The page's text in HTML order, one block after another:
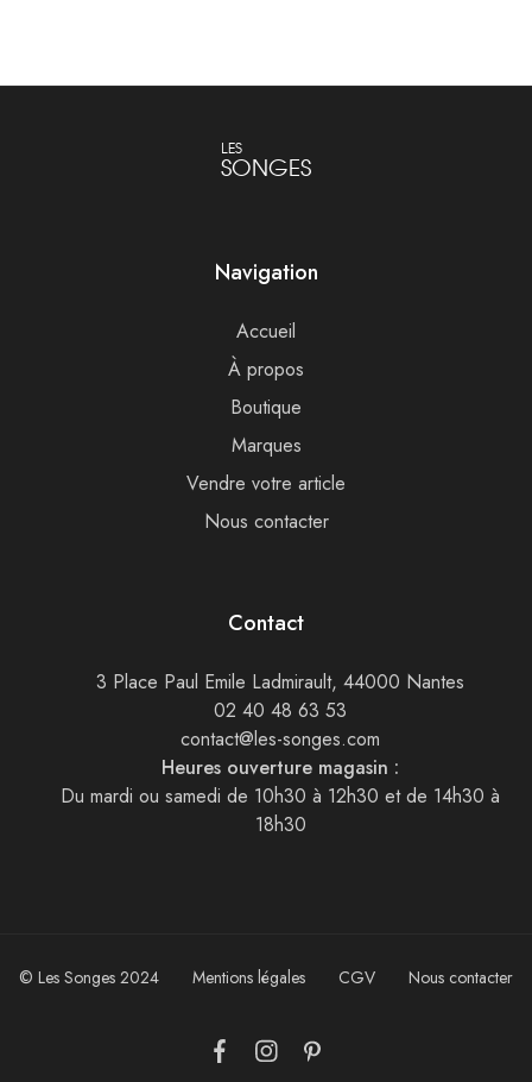
SONGES
LES
Navigation
Accueil
À propos
Boutique
Marques
Vendre votre article
Nous contacter
Contact
3 Place Paul Emile Ladmirault, 44000 Nantes
02 40 48 63 53
contact@les-songes.com
Heures ouverture magasin :
Du mardi ou samedi de 10h30 à 12h30 et de 14h30 à
18h30
© Les Songes 2024 Mentions légales CGV Nous contacter